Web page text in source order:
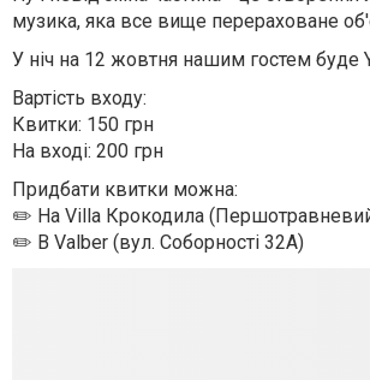
музика, яка все вище перераховане
У ніч на 12 жовтня нашим гостем буде
Вартість входу:
Квитки: 150 грн
На вході: 200 грн
Придбати квитки можна:
✏️ На Villa Крокодила
✏️ В Valber (вул. Соборності 32А)